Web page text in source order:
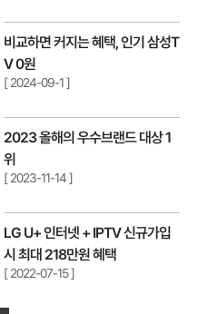
비교하면 커지는 혜택, 인기 삼성T
V 0원
[ 2024-09-1 ]
2023 올해의 우수브랜드 대상 1
위
[ 2023-11-14 ]
LG U+ 인터넷 + IPTV 신규가입
시 최대 218만원 혜택
[ 2022-07-15 ]